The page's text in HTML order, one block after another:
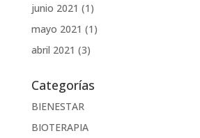
junio 2021 (1)
mayo 2021 (1)
abril 2021 (3)
Categorías
BIENESTAR
BIOTERAPIA